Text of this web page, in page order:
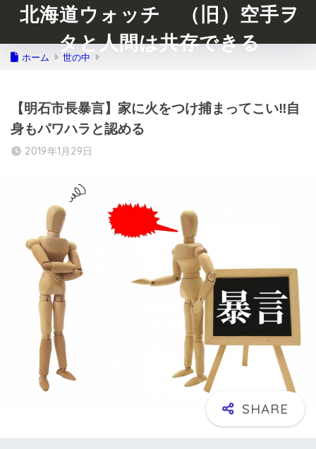
北海道ウォッチ （旧）空手ヲ
タと人間は共存できる
ホーム 世の中
【明石市長暴言】家に火をつけ捕まってこい‼︎自
身もパワハラと認める
2019年1月29日